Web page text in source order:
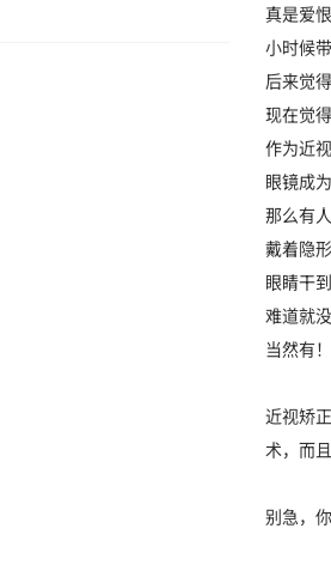
真是爱
小时候
后来觉
现在觉
作为近
眼镜成
那么有
戴着隐
眼睛干
难道就
当然有
近视矫
术，而
别急，